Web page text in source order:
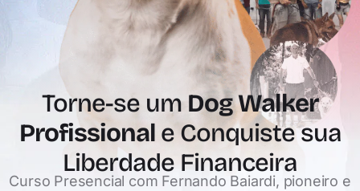
Torne-se umDog Walker
Profissional e Conquiste sua
Liberdade Financeira
Curso Presencial com Fernando Baiardi, pioneiro e